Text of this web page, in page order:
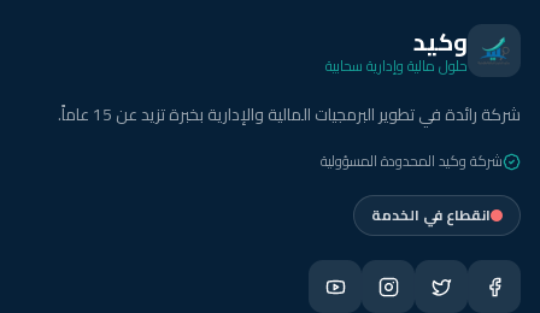
وكيد
حلول مالية وإدارية سحابية
شركة رائدة في تطوير البرمجيات المالية والإدارية بخبرة تزيد عن 15 عاماً.
شركة وكيد المحدودة المسؤولية
انقطاع في الخدمة